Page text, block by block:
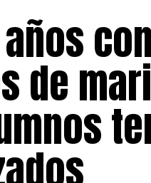
años
de